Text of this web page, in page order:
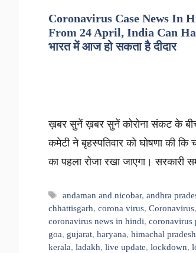
Coronavirus Case News In
From 24 April, India Can
भारत में आज हो सकता है दीदार
ख़बर सुनें ख़बर सुनें कोरोना संकट के
कमेटी ने बृहस्पतिवार को घोषणा की
का पहला रोजा रखा जाएगा। सरकारी
Tags
andaman and nicobar,andhra
chhattisgarh, corona virus, Coronavirus,
coronavirus news in hindi, coronavirus
goa, gujarat, haryana, himachal pradesh
kerala, ladakh, live update, lockdown,